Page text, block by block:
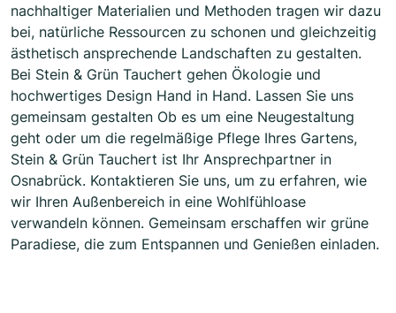
nachhaltiger Materialien und Methoden tragen wir dazu
bei, natürliche Ressourcen zu schonen und gleichzeitig
ästhetisch ansprechende Landschaften zu gestalten.
Bei Stein & Grün Tauchert gehen Ökologie und
hochwertiges Design Hand in Hand. Lassen Sie uns
gemeinsam gestalten Ob es um eine Neugestaltung
geht oder um die regelmäßige Pflege Ihres Gartens,
Stein & Grün Tauchert ist Ihr Ansprechpartner in
Osnabrück. Kontaktieren Sie uns, um zu erfahren, wie
wir Ihren Außenbereich in eine Wohlfühloase
verwandeln können. Gemeinsam erschaffen wir grüne
Paradiese, die zum Entspannen und Genießen einladen.